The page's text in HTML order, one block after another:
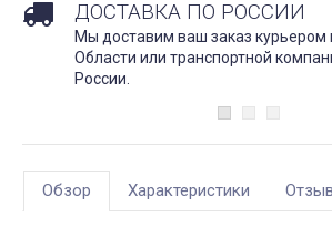
ДОСТАВКА ПО РОССИИ
Мы доставим ваш заказ курьером
Области или транспортной
России.
Обзор Характеристики